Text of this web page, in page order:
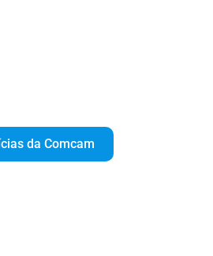
da Comcam